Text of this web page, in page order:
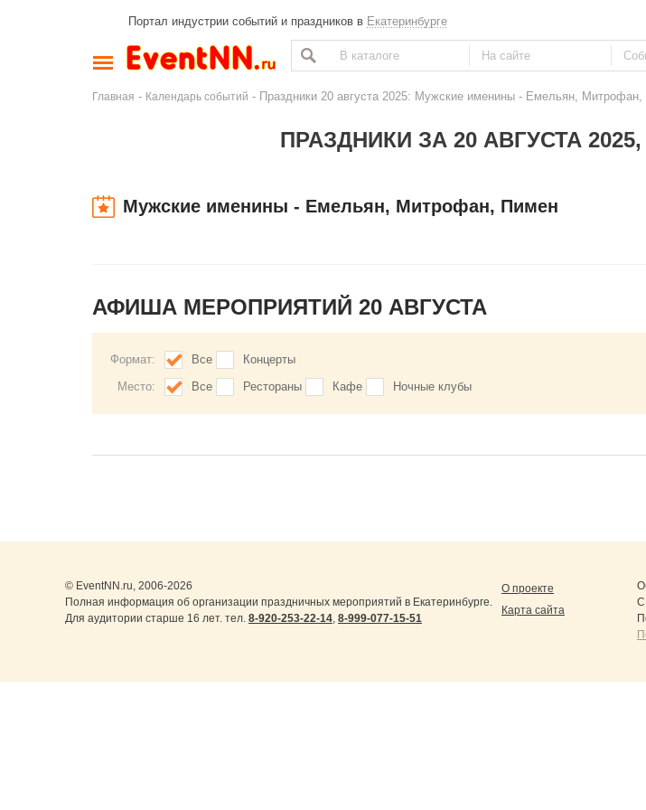
Портал индустрии событий и праздников в Екатеринбурге
Главная - Календарь событий - Праздники 20 августа 2025: Мужские именины - Емельян,
ПРАЗДНИКИ ЗА 20 АВГУСТА
Мужские именины - Емельян, Митрофан, Пимен
АФИША МЕРОПРИЯТИЙ 20 АВГУСТА
Формат: Все
Концерты
Место:
Все Рестораны Кафе Ночные клубы
© EventNN.ru, 2006-2026
Полная информация об организации праздничных мероприятий в Екатеринбурге.
Для аудитории старше 16 лет. тел. 8-920-253-22-14, 8-999-077-15-51
О проекте
Карта сайта
С